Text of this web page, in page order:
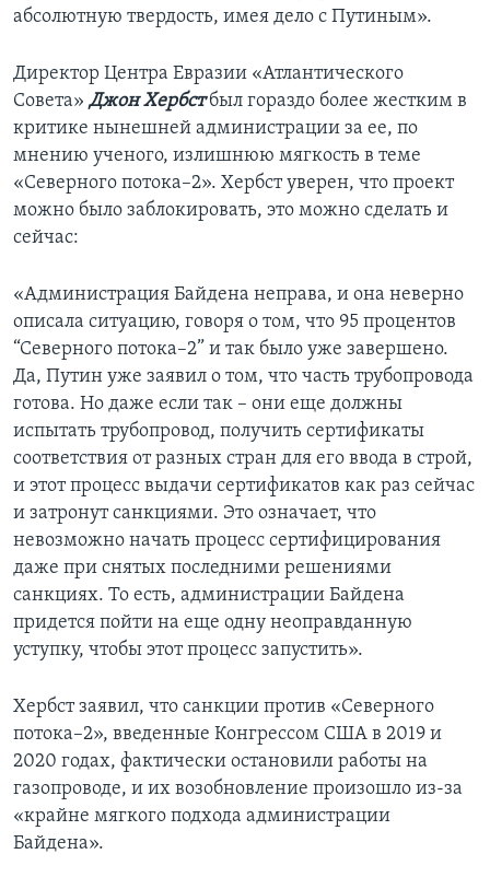
абсолютную твердость, имея дело с Путиным».
Директор Центра Евразии «Атлантического
Совета» Джон Хербстбыл гораздо более жестким в
критике нынешней администрации за ее, по
мнению ученого, излишнюю мягкость в теме
«Северного потока–2». Хербст уверен, что проект
можно было заблокировать, это можно сделать и
сейчас:
«Администрация Байдена неправа, и она неверно
описала ситуацию, говоря о том, что 95 процентов
“Северного потока–2” и так было уже завершено.
Да, Путин уже заявил о том, что часть трубопровода
готова. Но даже если так – они еще должны
испытать трубопровод, получить сертификаты
соответствия от разных стран для его ввода в строй,
и этот процесс выдачи сертификатов как раз сейчас
и затронут санкциями. Это означает, что
невозможно начать процесс сертифицирования
даже при снятых последними решениями
санкциях. То есть, администрации Байдена
придется пойти на еще одну неоправданную
уступку, чтобы этот процесс запустить».
Хербст заявил, что санкции против «Северного
потока–2», введенные Конгрессом США в 2019 и
2020 годах, фактически остановили работы на
газопроводе, и их возобновление произошло из-за
«крайне мягкого подхода администрации
Байдена».